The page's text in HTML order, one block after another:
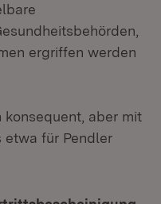
ergriffen werden
konsequent, aber mit
etwa für Pendler